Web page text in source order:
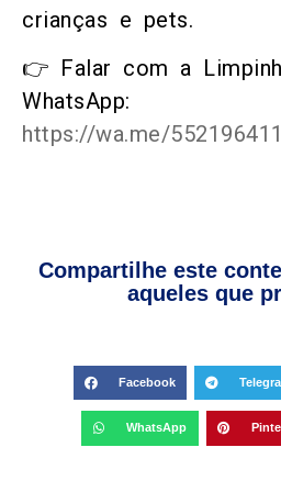
crianças e pets.
👉 Falar com a
WhatsApp:
https://wa.me/
Compartilhe este
aqueles que
Facebook
WhatsApp